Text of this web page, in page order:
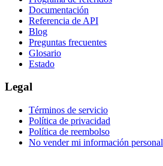
Documentación
Referencia de API
Blog
Preguntas frecuentes
Glosario
Estado
Legal
Términos de servicio
Política de privacidad
Política de reembolso
No vender mi información personal